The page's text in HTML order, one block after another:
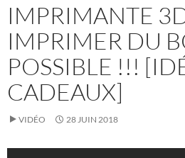
IMPRIMANTE
IMPRIMER DU
POSSIBLE !!!
CADEAUX]
VIDÉO 28 JUIN 2018